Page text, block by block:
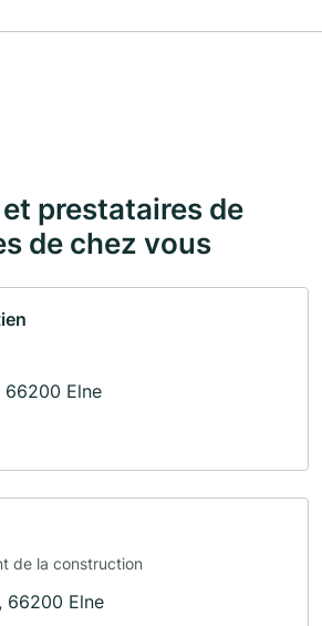
prestataires de
de chez vous
66200 Elne
de la construction
66200 Elne